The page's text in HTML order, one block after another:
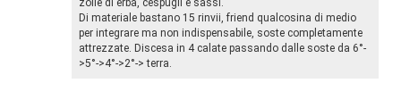
zolle di erba, cespugli e sassi.
Di materiale bastano 15 rinvii, friend qualcosina di medio
per integrare ma non indispensabile, soste completamente
attrezzate. Discesa in 4 calate passando dalle soste da 6°-
>5°->4°->2°-> terra.